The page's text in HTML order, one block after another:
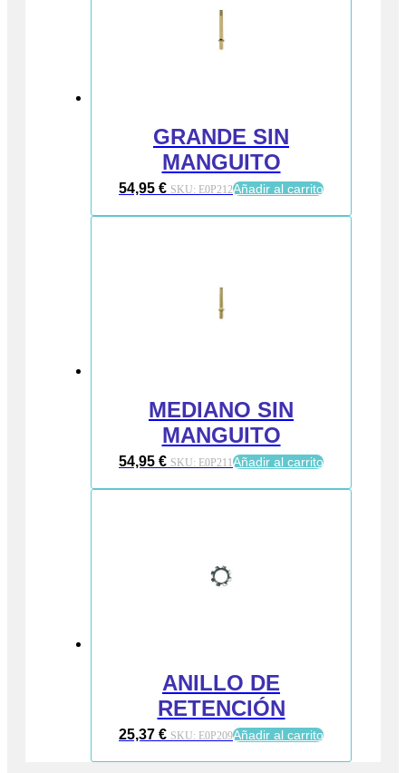
GRANDE SIN
MANGUITO
54,95 € SKU: E0P212Añadir al carrito
MEDIANO SIN
MANGUITO
54,95 € SKU: E0P211Añadir al carrito
ANILLO DE
RETENCIÓN
25,37 € SKU: E0P209Añadir al carrito